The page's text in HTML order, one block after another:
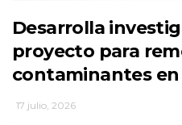
Desarrolla
proyecto para
contaminantes
17 julio, 2026